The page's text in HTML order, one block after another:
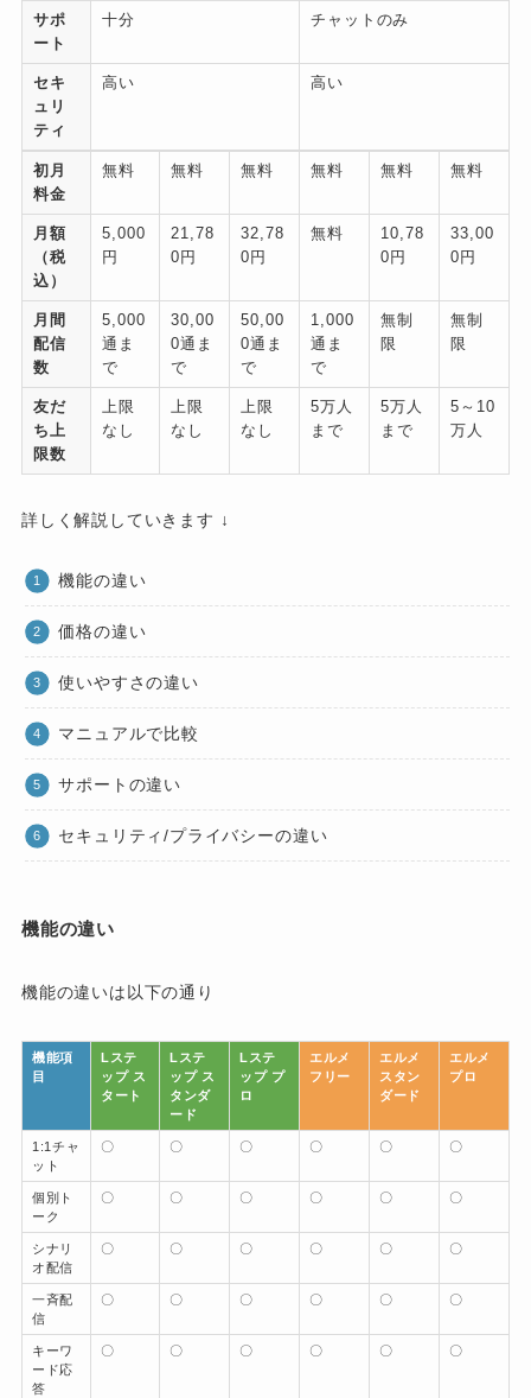
サポ
ート
十分 チャットのみ
セキ
ュリ
ティ
高い 高い
初月
料金
無料 無料 無料 無料 無料 無料
月額
（税
込）
5,000
円
21,78
0円
32,78
0円
無料
10,78
0円
33,00
0円
月間
配信
数
5,000
通ま
で
30,00
0通ま
で
50,00
0通ま
で
1,000
通ま
で
無制
限
無制
限
友だ
ち上
限数
上限
なし
上限
なし
上限
なし
5万人
まで
5万人
まで
5～10
万人
詳しく解説していきます ↓
機能の違い
価格の違い
使いやすさの違い
マニュアルで比較
サポートの違い
セキュリティ/プライバシーの違い
機能の違い
機能の違いは以下の通り
機能項
目
Lステ
ップ ス
タート
Lステ
ップ ス
タンダ
ード
Lステ
ップ プ
ロ
エルメ
フリー
エルメ
スタン
ダード
エルメ
プロ
1:1チャ
ット
〇 〇 〇 〇 〇 〇
個別ト
ーク
〇 〇 〇 〇 〇 〇
シナリ
オ配信
〇 〇 〇 〇 〇 〇
一斉配
信
〇 〇 〇 〇 〇 〇
キーワ
ード応
答
〇 〇 〇 〇 〇 〇